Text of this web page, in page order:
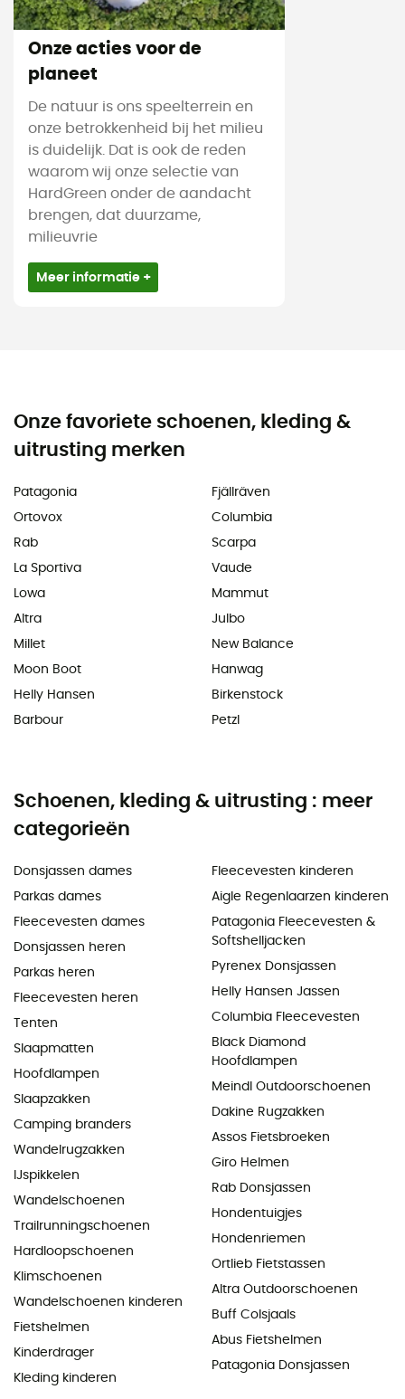
Onze acties voor de
planeet
De natuur is ons speelterrein en
onze betrokkenheid bij het milieu
is duidelijk. Dat is ook de reden
waarom wij onze selectie van
HardGreen onder de aandacht
brengen, dat duurzame,
milieuvrie
Meer informatie +
Onze favoriete schoenen, kleding &
uitrusting merken
Patagonia
Ortovox
Rab
La Sportiva
Lowa
Altra
Millet
Moon Boot
Helly Hansen
Barbour
Fjällräven
Columbia
Scarpa
Vaude
Mammut
Julbo
New Balance
Hanwag
Birkenstock
Petzl
Schoenen, kleding & uitrusting : meer
categorieën
Donsjassen dames
Parkas dames
Fleecevesten dames
Donsjassen heren
Parkas heren
Fleecevesten heren
Tenten
Slaapmatten
Hoofdlampen
Slaapzakken
Camping branders
Wandelrugzakken
IJspikkelen
Wandelschoenen
Trailrunningschoenen
Hardloopschoenen
Klimschoenen
Wandelschoenen kinderen
Fietshelmen
Kinderdrager
Kleding kinderen
Fleecevesten kinderen
Aigle Regenlaarzen kinderen
Patagonia Fleecevesten &
Softshelljacken
Pyrenex Donsjassen
Helly Hansen Jassen
Columbia Fleecevesten
Black Diamond
Hoofdlampen
Meindl Outdoorschoenen
Dakine Rugzakken
Assos Fietsbroeken
Giro Helmen
Rab Donsjassen
Hondentuigjes
Hondenriemen
Ortlieb Fietstassen
Altra Outdoorschoenen
Buff Colsjaals
Abus Fietshelmen
Patagonia Donsjassen